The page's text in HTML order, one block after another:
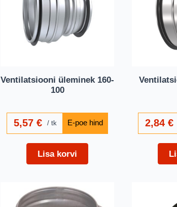
Ventilatsiooni üleminek 160-
100
5,57€ tk
Lisa korvi
2,84€